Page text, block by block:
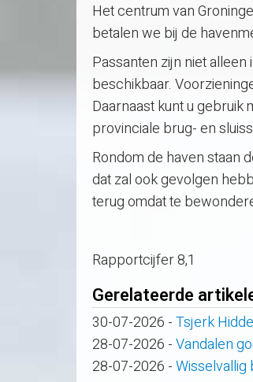
Het centrum van
betalen we bij de
Passanten zijn niet
beschikbaar.
Daarnaast kunt u
provinciale brug- en
Rondom de haven staan
dat zal ook gevolgen
terug omdat te
Rapportcijfer 8,1
Gerelateerde
30-07-2026 -Tsjerk
28-07-2026 -Vandalen
28-07-2026 -Wisselvallig